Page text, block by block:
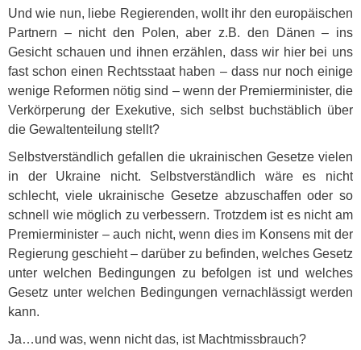
Und wie nun, liebe Regierenden, wollt ihr den europäischen
Partnern – nicht den Polen, aber z.B. den Dänen – ins
Gesicht schauen und ihnen erzählen, dass wir hier bei uns
fast schon einen Rechtsstaat haben – dass nur noch einige
wenige Reformen nötig sind – wenn der Premierminister, die
Verkörperung der Exekutive, sich selbst buchstäblich über
die Gewaltenteilung stellt?
Selbstverständlich gefallen die ukrainischen Gesetze vielen
in der Ukraine nicht. Selbstverständlich wäre es nicht
schlecht, viele ukrainische Gesetze abzuschaffen oder so
schnell wie möglich zu verbessern. Trotzdem ist es nicht am
Premierminister – auch nicht, wenn dies im Konsens mit der
Regierung geschieht – darüber zu befinden, welches Gesetz
unter welchen Bedingungen zu befolgen ist und welches
Gesetz unter welchen Bedingungen vernachlässigt werden
kann.
Ja…und was, wenn nicht das, ist Machtmissbrauch?